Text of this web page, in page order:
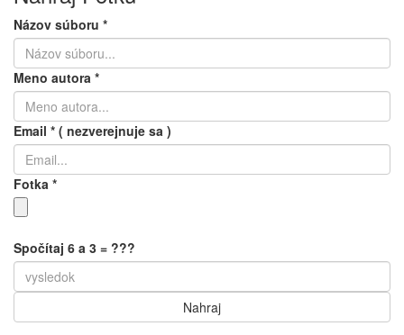
Názov súboru *
Meno autora *
Email * ( nezverejnuje sa )
Fotka *
Spočítaj 6 a 3 = ???